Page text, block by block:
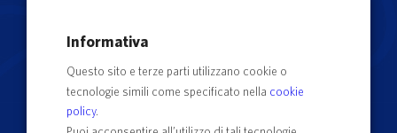
Servizio reclami
Informativa
Questo sito e terze parti utilizzano cookie o
tecnologie simili come specificato nella cookie
policy.